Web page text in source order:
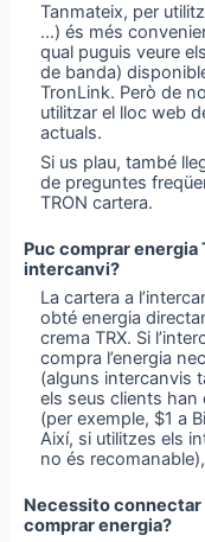
Tanmateix, per
...) és més
qual puguis veure
de banda)
TronLink. Però de
utilitzar el lloc web
actuals.
Si us plau, també
de preguntes
TRON cartera.
Puc comprar energia
intercanvi?
La cartera a
obté energia
crema TRX. Si
compra l’energia
(alguns intercanvis
els seus clients
(per exemple, $1 a
Així, si utilitzes els
no és
Necessito connectar
comprar energia?